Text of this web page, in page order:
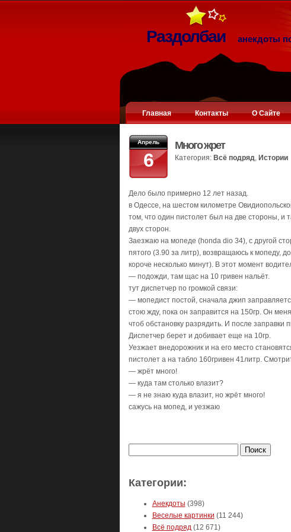
Раздолбаи анекдоты
Главная Контакты О Сайте
Апрель
6
Много жрет
Категория: Всё подряд, Истории
Дело было примерно 12 лет назад.
в Одессе, на шестом километре
том, что один пистолет был на две стороны,
двух сторон.
Заезжаю на мопеде (honda dio 34), с другой
пятого (3.90 за литр), возвращаюсь к мопеду,
короче несколько минут). В этот момент
— подожди, там щас на 10 гривен нальёт.
тут диспетчер по громкой связи:
— мопедист постой, сначала джип
стою жду, пока он заправится на 150гр. Он
чтоб обстановку разрядить. И после заправки
Диспетчер берет и добивает еще на 10гр.
Уезжает внедорожник и на его место
пистолет а на табло 160гривен 41литр.
— жрёт много!
— куда там столько влазит?
— я не знаю куда влазит, но жрёт много!
сажусь на мопед, и уезжаю
Категории:
Анекдоты (398)
Веселые картинки (11 244)
Всё подряд(12 671)